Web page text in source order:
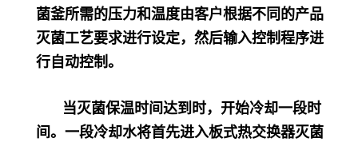
菌釜所需的压力和温度由客户根据不同的产品
灭菌工艺要求进行设定，然后输入控制程序进
行自动控制。
当灭菌保温时间达到时，开始冷却一段时
间。一段冷却水将首先进入板式热交换器灭菌